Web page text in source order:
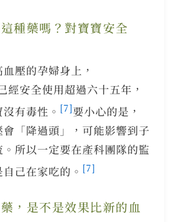
種藥嗎？對寶寶安全
壓的孕婦身上，
安全使用超過六十五年，
有毒性。 [7]要小心的是，
「降過頭」，可能影響到子
所以一定要在產科團隊的監
己在家吃的。 [7]
，是不是效果比新的血